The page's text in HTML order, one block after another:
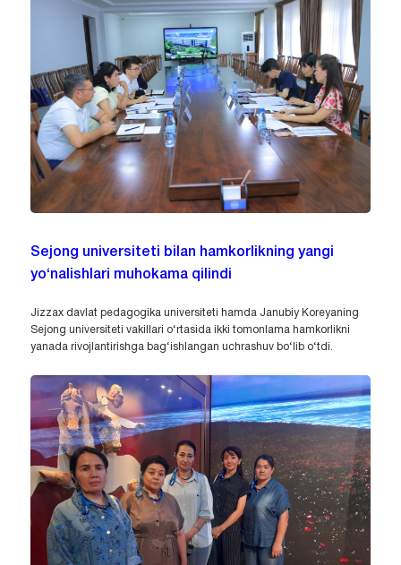
Sejong universiteti bilan hamkorlikning yangi
yo‘nalishlari muhokama qilindi
Jizzax davlat pedagogika universiteti hamda Janubiy Koreyaning
Sejong universiteti vakillari o‘rtasida ikki tomonlama hamkorlikni
yanada rivojlantirishga bag‘ishlangan uchrashuv bo‘lib o‘tdi.